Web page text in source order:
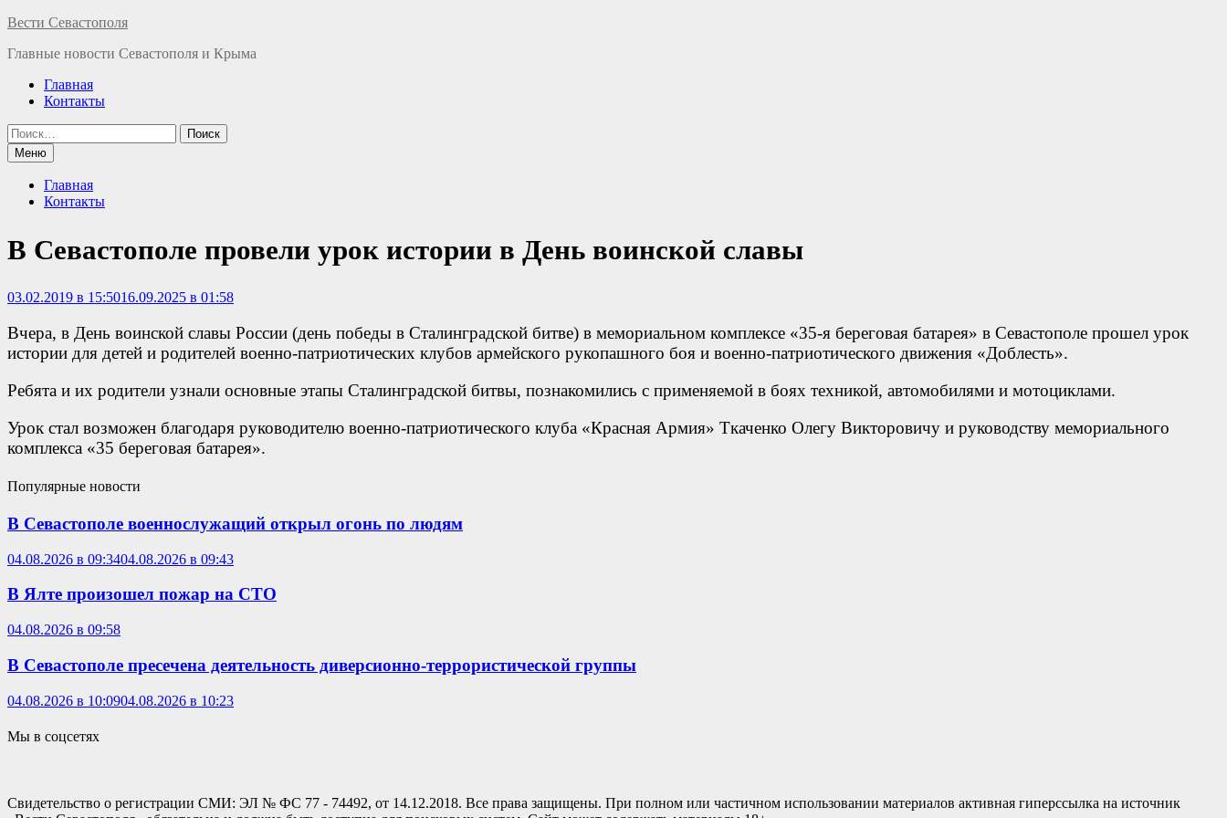
Перейти
содержимому
Вести Севастополя
Главные новости Севастополя и Крыма
Главная
Контакты
Найти:
Меню
Главная
Контакты
В Севастополе провели урок истории в День воинской славы
03.02.2019 в 15:5016.09.2025 в 01:58
Вчера, в День воинской славы России (день победы в Сталинградской битве) в мемориальном комплексе «35-я береговая батарея» в Севастополе прошел урок
истории для детей и родителей военно-патриотических клубов армейского рукопашного боя и военно-патриотического движения «Доблесть».
Ребята и их родители узнали основные этапы Сталинградской битвы, познакомились с применяемой в боях техникой, автомобилями и мотоциклами.
Урок стал возможен благодаря руководителю военно-патриотического клуба «Красная Армия» Ткаченко Олегу Викторовичу и руководству мемориального
комплекса «35 береговая батарея».
Популярные новости
В Севастополе военнослужащий открыл огонь по людям
04.08.2026 в 09:3404.08.2026 в 09:43
В Ялте произошел пожар на СТО
04.08.2026 в 09:58
В Севастополе пресечена деятельность диверсионно-террористической группы
04.08.2026 в 10:0904.08.2026 в 10:23
Мы в соцсетях
Свидетельство о регистрации СМИ: ЭЛ № ФС 77 - 74492, от 14.12.2018. Все права защищены. При полном или частичном использовании материалов активная гиперссылка на источник